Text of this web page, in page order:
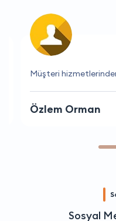
Müşteri hizmetlerinden
Özlem Orman
Sosyal